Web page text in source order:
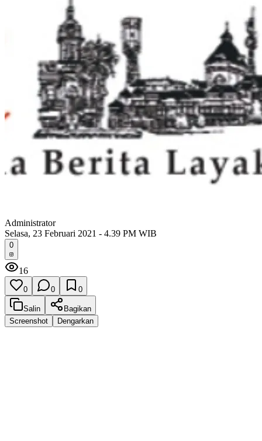
Administrator
Selasa, 23 Februari 2021 - 4.39 PM WIB
0
16
0 0 0
Salin
Bagikan
Screenshot
Dengarkan